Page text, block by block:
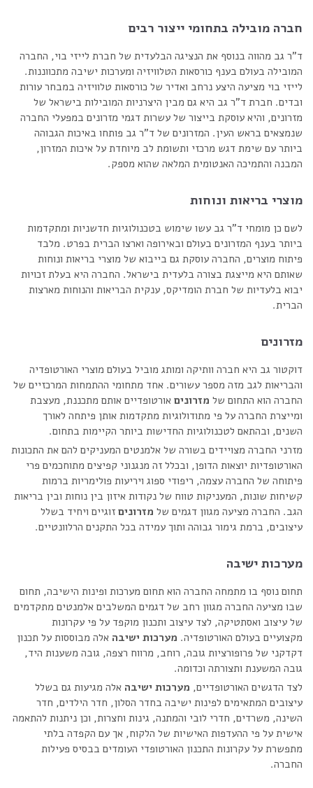
חברה מובילה בתחומי ייצור רבים
ד"ר גב מהווה בנוסף את הנציגה הבלעדית של חברת לייזי בוי, החברה
המובילה בעולם בענף כורסאות הטלוויזיה ומערכות ישיבה מתכווננות.
לייזי בוי מציעה היצע נרחב ואדיר של כורסאות טלוויזיה במבחר עורות
ובדים. חברת ד"ר גב היא גם מבין היצרניות המובילות בישראל של
מזרונים, והיא עוסקת בייצור של עשרות דגמי מזרונים במפעלי החברה
שנמצאים בראש העין. המזרונים של ד"ר גב פותחו באיכות הגבוהה
ביותר עם שימת דגש מרכזי ותשומת לב מיוחדת על איכות המזרון,
המבנה והתמיכה האנטומית המלאה שהוא מספק.
מוצרי בריאות ונוחות
לשם כן מומחי ד"ר גב עשו שימוש בטכנולוגיות חדשניות ומתקדמות
ביותר בענף המזרונים בעולם ובאירופה וארצו הברית בפרט. מלבד
פיתוח מוצרים, החברה עוסקת גם בייבוא של מוצרי בריאות ונוחות
שאותם היא מייצגת בצורה בלעדית בישראל. החברה היא בעלת זכויות
יבוא בלעדיות של חברת הומדיקס, ענקית הבריאות והנוחות מארצות
הברית.
מזרונים
דוקטור גב היא חברה וותיקה ומותג מוביל בעולם מוצרי האורטופדיה
והבריאות לגב מזה מספר עשורים. אחד מתחומי ההתמחות המרכזיים של
החברה הוא התחום של מזרונים אורטופדיים אותם מתכננת, מעצבת
ומייצרת החברה על פי מתודולוגיות מתקדמות אותן פיתחה לאורך
השנים, ובהתאם לטכנולוגיות החדישות ביותר הקיימות בתחום.
מזרני החברה מצויידים בשורה של אלמנטים המעניקים להם את התכונות
האורטופדיות יוצאות הדופן, ובכלל זה מנגנוני קפיצים מתוחכמים פרי
פיתוחה של החברה עצמה, ריפודי ספוג ויריעות פולימריות ברמות
קשיחות שונות, המעניקות טווח של נקודות איזון בין נוחות ובין בריאות
הגב. החברה מציעה מגוון דגמים של מזרונים זוגיים ויחיד בשלל
עיצובים, ברמת גימור גבוהה ותוך עמידה בכל התקנים הרלוונטיים.
מערכות ישיבה
תחום נוסף בו מתמחה החברה הוא תחום מערכות ופינות הישיבה, תחום
שבו מציעה החברה מגוון רחב של דגמים המשלבים אלמנטים מתקדמים
של עיצוב ואסתטיקה, לצד עיצוב ותכנון מוקפד על פי עקרונות
מקצועיים בעולם האורטופדיה. מערכות ישיבה אלה מבוססות על תכנון
דקדקני של פרופורציות גובה, רוחב, מרווח רצפה, גובה משענות היד,
גובה המשענת ותצורתה וכדומה.
לצד הדגשים האורטופדיים, מערכות ישיבה אלה מגיעות גם בשלל
עיצובים המתאימים לפינות ישיבה בחדר הסלון, חדר הילדים, חדר
השינה, משרדים, חדרי לובי והמתנה, גינות וחצרות, וכן ניתנות להתאמה
אישית על פי ההעדפות האישיות של הלקוח, אך עם הקפדה בלתי
מתפשרת על עקרונות התכנון האורטופדי העומדים בבסיס פעילות
החברה.